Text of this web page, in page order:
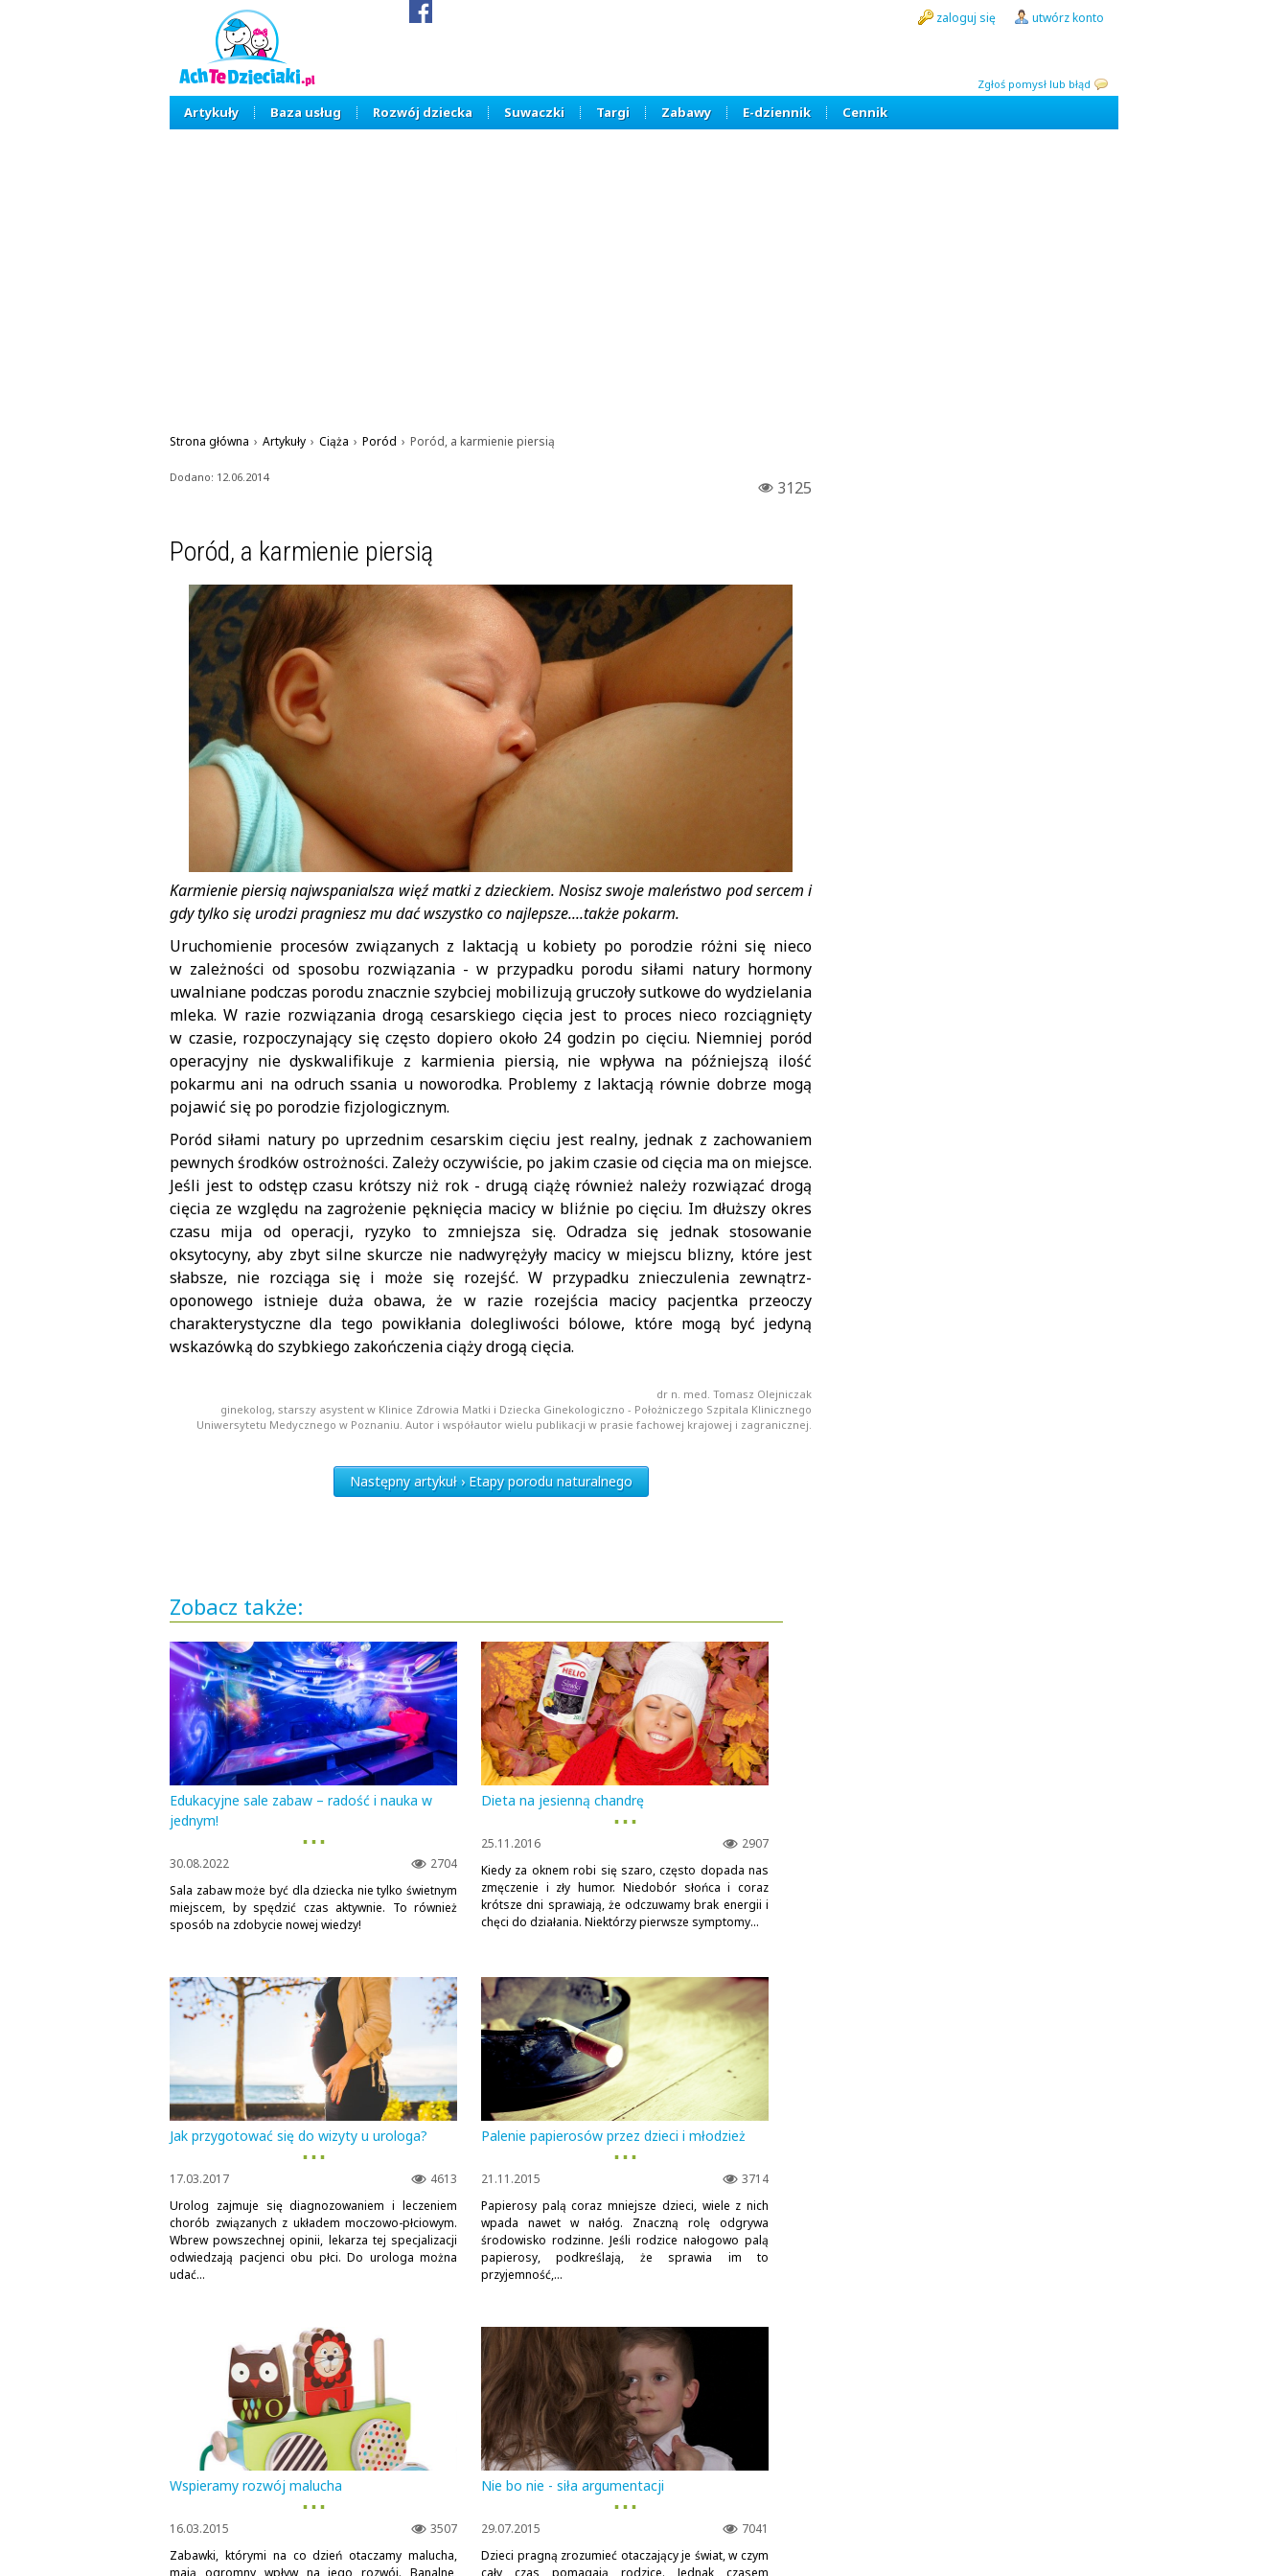
Zgłoś pomysł lub błąd
zaloguj się utwórz konto
Artykuły Baza usług Rozwój dziecka Suwaczki Targi Zabawy E-dziennik Cennik
Strona główna › Artykuły › Ciąża › Poród › Poród, a karmienie piersią
3125
Dodano: 12.06.2014
Poród, a karmienie piersią
Karmienie piersią najwspanialsza więź matki z dzieckiem. Nosisz swoje maleństwo pod sercem i
gdy tylko się urodzi pragniesz mu dać wszystko co najlepsze....także pokarm.
Uruchomienie procesów związanych z laktacją u kobiety po porodzie różni się nieco
w zależności od sposobu rozwiązania - w przypadku porodu siłami natury hormony
uwalniane podczas porodu znacznie szybciej mobilizują gruczoły sutkowe do wydzielania
mleka. W razie rozwiązania drogą cesarskiego cięcia jest to proces nieco rozciągnięty
w czasie, rozpoczynający się często dopiero około 24 godzin po cięciu. Niemniej poród
operacyjny nie dyskwalifikuje z karmienia piersią, nie wpływa na późniejszą ilość
pokarmu ani na odruch ssania u noworodka. Problemy z laktacją równie dobrze mogą
pojawić się po porodzie fizjologicznym.
Poród siłami natury po uprzednim cesarskim cięciu jest realny, jednak z zachowaniem
pewnych środków ostrożności. Zależy oczywiście, po jakim czasie od cięcia ma on miejsce.
Jeśli jest to odstęp czasu krótszy niż rok - drugą ciążę również należy rozwiązać drogą
cięcia ze względu na zagrożenie pęknięcia macicy w bliźnie po cięciu. Im dłuższy okres
czasu mija od operacji, ryzyko to zmniejsza się. Odradza się jednak stosowanie
oksytocyny, aby zbyt silne skurcze nie nadwyrężyły macicy w miejscu blizny, które jest
słabsze, nie rozciąga się i może się rozejść. W przypadku znieczulenia zewnątrz-
oponowego istnieje duża obawa, że w razie rozejścia macicy pacjentka przeoczy
charakterystyczne dla tego powikłania dolegliwości bólowe, które mogą być jedyną
wskazówką do szybkiego zakończenia ciąży drogą cięcia.
dr n. med. Tomasz Olejniczak
ginekolog, starszy asystent w Klinice Zdrowia Matki i Dziecka Ginekologiczno - Położniczego Szpitala Klinicznego
Uniwersytetu Medycznego w Poznaniu. Autor i współautor wielu publikacji w prasie fachowej krajowej i zagranicznej.
Następny artykuł › Etapy porodu naturalnego
Zobacz także:
Edukacyjne sale zabaw – radość i nauka w
jednym!
▪ ▪ ▪
2704
30.08.2022
Sala zabaw może być dla dziecka nie tylko świetnym
miejscem, by spędzić czas aktywnie. To również
sposób na zdobycie nowej wiedzy!
Dieta na jesienną chandrę
▪ ▪ ▪
2907
25.11.2016
Kiedy za oknem robi się szaro, często dopada nas
zmęczenie i zły humor. Niedobór słońca i coraz
krótsze dni sprawiają, że odczuwamy brak energii i
chęci do działania. Niektórzy pierwsze symptomy...
Jak przygotować się do wizyty u urologa?
▪ ▪ ▪
4613
17.03.2017
Urolog zajmuje się diagnozowaniem i leczeniem
chorób związanych z układem moczowo-płciowym.
Wbrew powszechnej opinii, lekarza tej specjalizacji
odwiedzają pacjenci obu płci. Do urologa można
udać...
Palenie papierosów przez dzieci i młodzież
▪ ▪ ▪
3714
21.11.2015
Papierosy palą coraz mniejsze dzieci, wiele z nich
wpada nawet w nałóg. Znaczną rolę odgrywa
środowisko rodzinne. Jeśli rodzice nałogowo palą
papierosy, podkreślają, że sprawia im to
przyjemność,...
Wspieramy rozwój malucha
▪ ▪ ▪
3507
16.03.2015
Zabawki, którymi na co dzień otaczamy malucha,
mają ogromny wpływ na jego rozwój. Banalne,
Nie bo nie - siła argumentacji
▪ ▪ ▪
7041
29.07.2015
Dzieci pragną zrozumieć otaczający je świat, w czym
cały czas pomagają rodzice. Jednak czasem